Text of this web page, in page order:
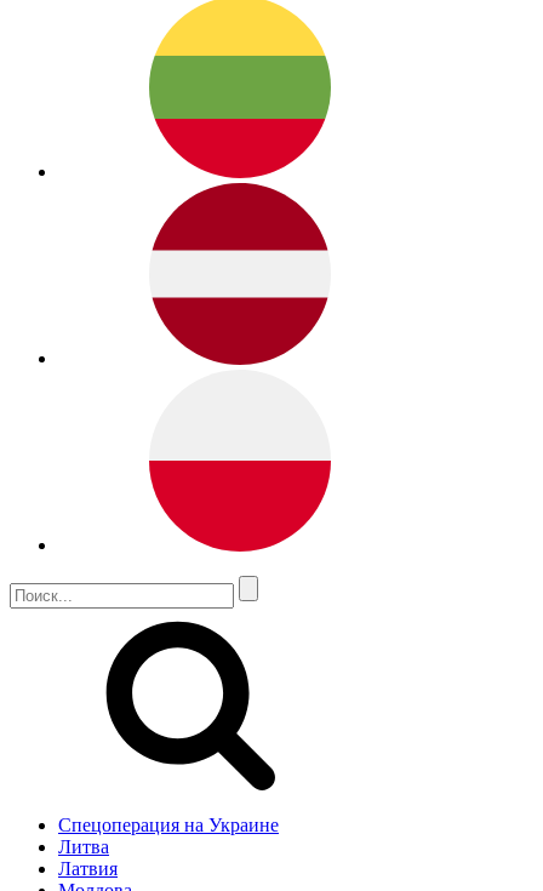
Спецоперация на Украине
Литва
Латвия